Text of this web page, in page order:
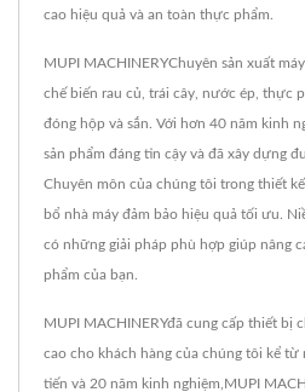
cao hiệu quả và an toàn thực phẩm.
MUPI MACHINERYChuyên sản xuất
chế biến rau củ, trái cây, nước ép, thực
đóng hộp và sắn. Với hơn 40 năm kinh
sản phẩm đáng tin cậy và đã xây dựng
Chuyên môn của chúng tôi trong thiết
bổ nhà máy đảm bảo hiệu quả tối ưu.
có những giải pháp phù hợp giúp nâng
phẩm của bạn.
MUPI MACHINERYđã cung cấp thiết bị
cao cho khách hàng của chúng tôi kể từ
tiến và 20 năm kinh nghiệm,MUPI